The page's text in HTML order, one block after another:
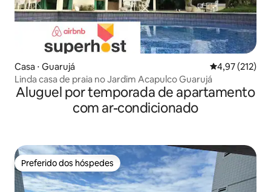
Casa ⋅ Guarujá 4,97 de uma
4,97 (212)
Linda casa de praia no Jardim Acapulco Guarujá
Aluguel por temporada de apartamento
com ar-condicionado
Preferido dos hóspedes
Preferido dos hóspedes